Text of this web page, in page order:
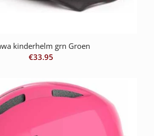
kinderhelm grn Groen
€33.95